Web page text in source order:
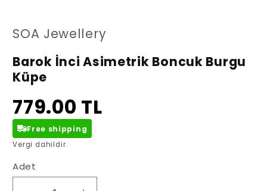
SOA Jewellery
Barok İnci Asimetrik Boncuk Burgu
Küpe
779.00 TL
Free shipping
Vergi dahildir.
Adet